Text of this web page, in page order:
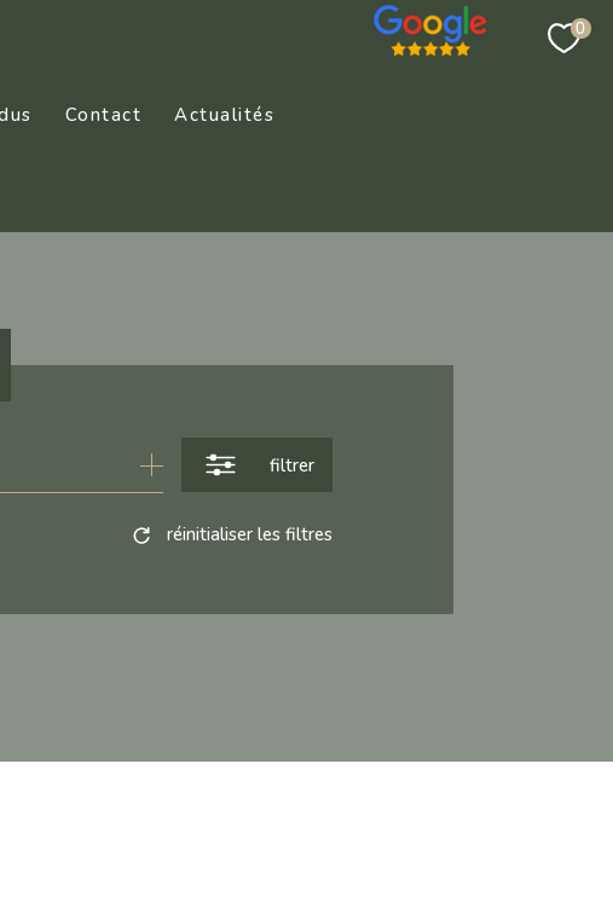
0
Contact Actualités
filtrer
réinitialiser les filtres